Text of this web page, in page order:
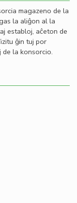
magazeno de la
la aliĝon al la
establoj, aĉeton de
ĝin tuj por
la konsorcio.